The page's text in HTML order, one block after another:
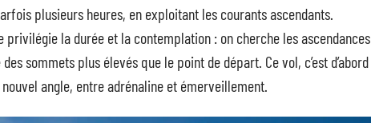
plusieurs heures, en exploitant les courants ascendants.
la durée et la contemplation : on cherche les ascendances
sommets plus élevés que le point de départ. Ce vol, c’est d’abord
angle, entre adrénaline et émerveillement.